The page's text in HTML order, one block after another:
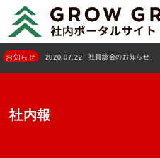
お知らせ 2020.07.22 社員総会のお知らせ
社内報